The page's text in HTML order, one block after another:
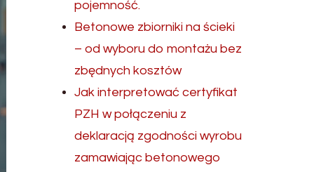
pojemność.
Betonowe zbiorniki na ścieki
– od wyboru do montażu bez
zbędnych kosztów
Jak interpretować certyfikat
PZH w połączeniu z
deklaracją zgodności wyrobu
zamawiając betonowego